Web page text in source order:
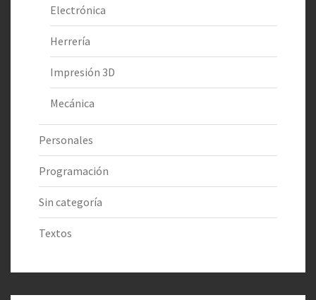
Electrónica
Herrería
Impresión 3D
Mecánica
Personales
Programación
Sin categoría
Textos